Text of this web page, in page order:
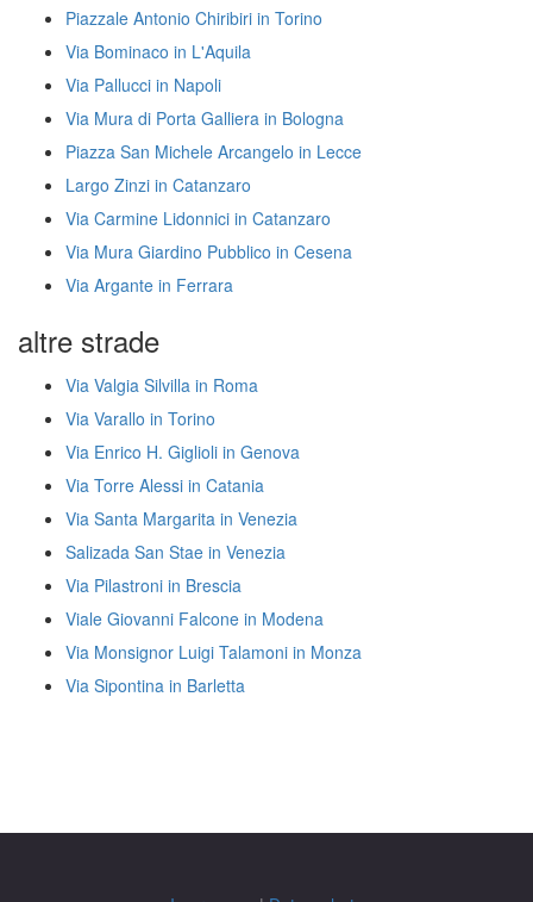
Piazzale Antonio Chiribiri in Torino
Via Bominaco in L'Aquila
Via Pallucci in Napoli
Via Mura di Porta Galliera in Bologna
Piazza San Michele Arcangelo in Lecce
Largo Zinzi in Catanzaro
Via Carmine Lidonnici in Catanzaro
Via Mura Giardino Pubblico in Cesena
Via Argante in Ferrara
altre strade
Via Valgia Silvilla in Roma
Via Varallo in Torino
Via Enrico H. Giglioli in Genova
Via Torre Alessi in Catania
Via Santa Margarita in Venezia
Salizada San Stae in Venezia
Via Pilastroni in Brescia
Viale Giovanni Falcone in Modena
Via Monsignor Luigi Talamoni in Monza
Via Sipontina in Barletta